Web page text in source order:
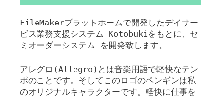
FileMakerプラットホームで開発したデイサー
ビス業務支援システム Kotobukiをもとに、セ
ミオーダーシステム を開発致します。
アレグロ(Allegro)とは音楽用語で軽快なテン
ポのことです。そしてこのロゴのペンギンは私
のオリジナルキャラクターです。軽快に仕事を